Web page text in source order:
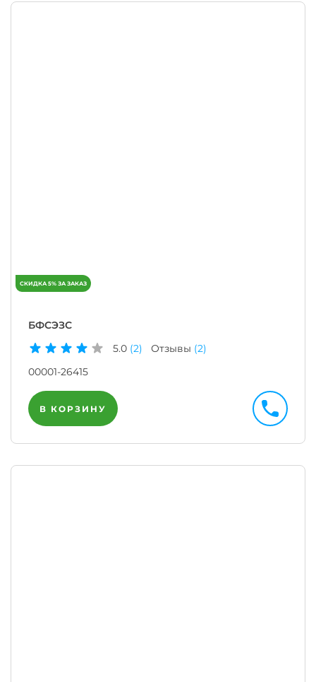
БФСЭЗС
5.0 (2) Отзывы (2)
00001-26415
В КОРЗИНУ